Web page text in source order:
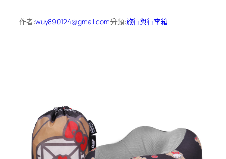
作者:wuy890124@gmail.com分類:旅行與行李箱